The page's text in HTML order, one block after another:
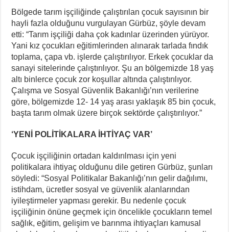
Bölgede tarım işçiliğinde çalıştırılan çocuk sayısının bir
hayli fazla olduğunu vurgulayan Gürbüz, şöyle devam
etti: “Tarım işçiliği daha çok kadınlar üzerinden yürüyor.
Yani kız çocukları eğitimlerinden alınarak tarlada fındık
toplama, çapa vb. işlerde çalıştırılıyor. Erkek çocuklar da
sanayi sitelerinde çalıştırılıyor. Şu an bölgemizde 18 yaş
altı binlerce çocuk zor koşullar altında çalıştırılıyor.
Çalışma ve Sosyal Güvenlik Bakanlığı’nın verilerine
göre, bölgemizde 12- 14 yaş arası yaklaşık 85 bin çocuk,
başta tarım olmak üzere birçok sektörde çalıştırılıyor.”
‘YENİ POLİTİKALARA İHTİYAÇ VAR’
Çocuk işçiliğinin ortadan kaldırılması için yeni
politikalara ihtiyaç olduğunu dile getiren Gürbüz, şunları
söyledi: “Sosyal Politikalar Bakanlığı’nın gelir dağılımı,
istihdam, ücretler sosyal ve güvenlik alanlarından
iyileştirmeler yapması gerekir. Bu nedenle çocuk
işçiliğinin önüne geçmek için öncelikle çocukların temel
sağlık, eğitim, gelişim ve barınma ihtiyaçları kamusal